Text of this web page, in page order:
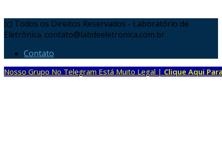
(c) Todos os Direitos Reservados - Laboratório de
Eletrônica. contato@labdeeletronica.com.br
Contato
Nosso Grupo No Telegram Está Muito Legal | Clique Aqui